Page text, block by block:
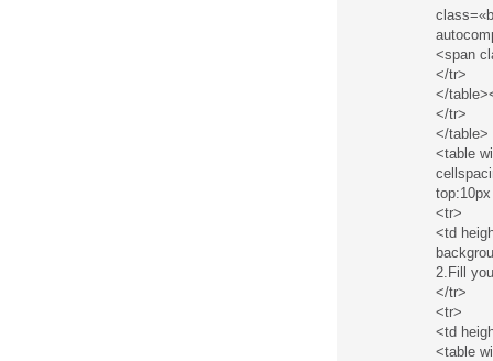
<span
</tr>
</
</tr>
</table>
<table
<tr>
<td
2.Fill
</tr>
<tr>
<td
<table